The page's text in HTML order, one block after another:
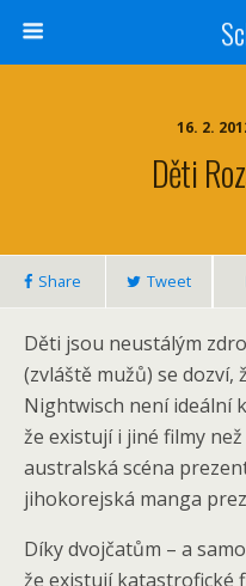
16. 2.
Děti
Share Tweet
Děti jsou neustálým
(zvláště mužů) se dozví,
Nightwisch není ideální
že existují i jiné filmy
australská scéna
jihokorejská manga
Díky dvojčatům – a
že existují katastrofické